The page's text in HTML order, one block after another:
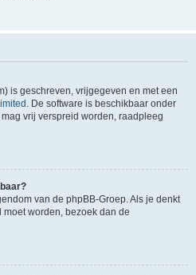
is geschreven, vrijgegeven en met een
. De software is beschikbaar onder
vrij verspreid worden, raadpleeg
van de phpBB-Groep. Als je denkt
worden, bezoek dan de